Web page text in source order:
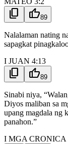
content_copy thumb_up89
Nalalaman nating
sapagkat
I JUAN 4:13
content_copy thumb_up89
Sinabi niya,
Diyos maliban sa
upang magdala ng
panahon.”
I MGA CRONICA